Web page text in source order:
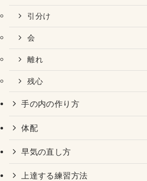
引分け
会
離れ
残心
手の内の作り方
体配
早気の直し方
上達する練習方法